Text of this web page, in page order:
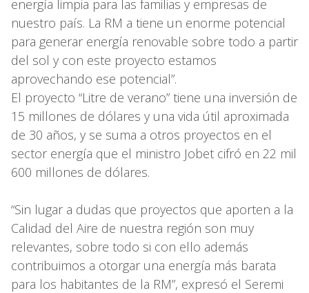
energía limpia para las familias y empresas de
nuestro país. La RM a tiene un enorme potencial
para generar energía renovable sobre todo a partir
del sol y con este proyecto estamos
aprovechando ese potencial”.
El proyecto “Litre de verano” tiene una inversión de
15 millones de dólares y una vida útil aproximada
de 30 años, y se suma a otros proyectos en el
sector energía que el ministro Jobet cifró en 22 mil
600 millones de dólares.
“Sin lugar a dudas que proyectos que aporten a la
Calidad del Aire de nuestra región son muy
relevantes, sobre todo si con ello además
contribuimos a otorgar una energía más barata
para los habitantes de la RM”, expresó el Seremi